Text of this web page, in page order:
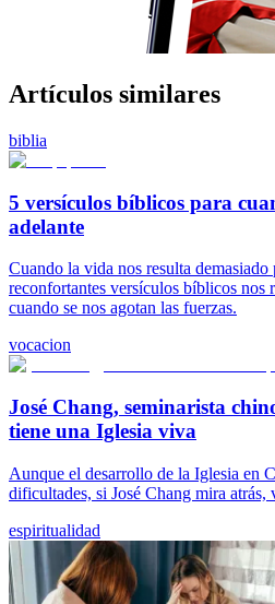
Artículos similares
biblia
5 versículos bíblicos para
adelante
Cuando la vida nos resulta demasiado
reconfortantes versículos bíblicos nos
cuando se nos agotan las fuerzas.
vocacion
José Chang, seminarista
tiene una Iglesia viva
Aunque el desarrollo de la Iglesia en
dificultades, si José Chang mira atrás,
espiritualidad